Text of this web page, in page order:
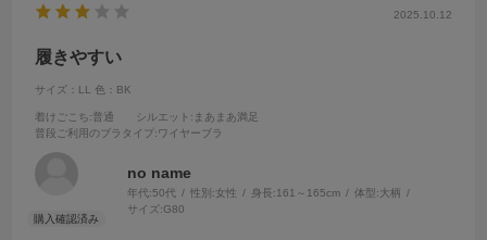
2025.10.12
履きやすい
サイズ：LL 色：BK
着けごこち:普通 シルエット :まあまあ満足
普段ご利用のブラタイプ :ワイヤーブラ
no name
年代:50代 性別:女性 身長:161～165cm 体型:大柄
サイズ:G80